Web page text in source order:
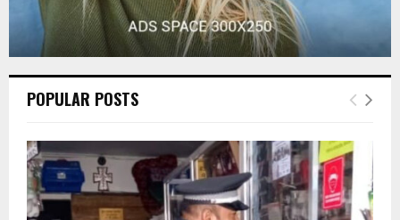
POPULAR POSTS